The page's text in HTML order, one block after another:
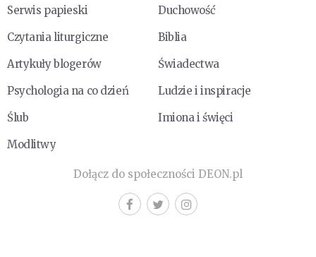
Serwis papieski
Duchowość
Czytania liturgiczne
Biblia
Artykuły blogerów
Świadectwa
Psychologia na co dzień
Ludzie i inspiracje
Ślub
Imiona i święci
Modlitwy
Dołącz do społeczności DEON.pl